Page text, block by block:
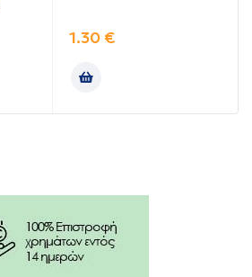
και δροσερό μέρος.
έχει ανοιχθεί.
1.30 €